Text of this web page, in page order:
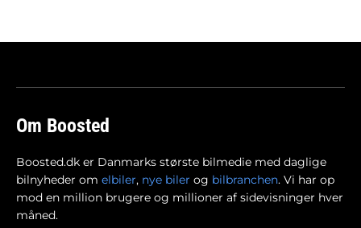
Om Boosted
Boosted.dk er Danmarks største bilmedie med daglige
bilnyheder om elbiler, nye biler og bilbranchen. Vi har op
mod en million brugere og millioner af sidevisninger hver
måned.